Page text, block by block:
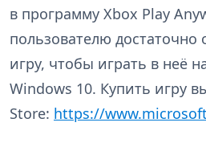
в программу Xbox Play
пользователю достаточно
игру, чтобы играть в неё
Windows 10. Купить игру
Store: https://